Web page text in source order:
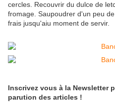
cercles. Recouvrir du dulce de
fromage. Saupoudrer d'un peu
frais jusqu'aiu moment de servir.
Inscrivez vous à la Newsletter
parution des articles !